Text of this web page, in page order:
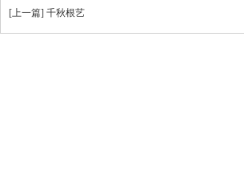
[上一篇] 千秋根艺